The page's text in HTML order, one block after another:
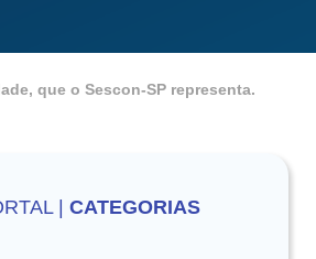
que o Sescon-SP representa.
|CATEGORIAS